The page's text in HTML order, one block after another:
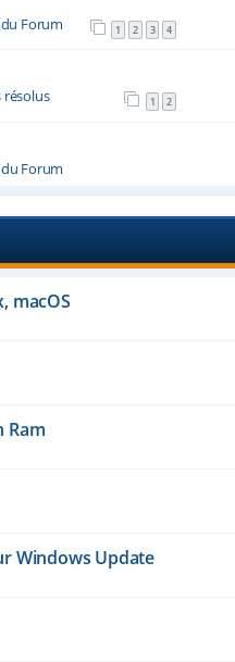
Forum 1 2 3 4
résolus 1 2
Forum
macOS
Ram
Windows Update